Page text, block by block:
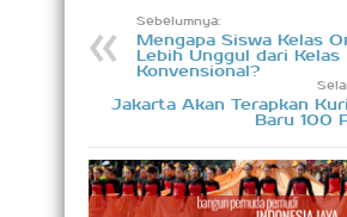
Sebelumnya:
Mengapa Siswa Kelas
Lebih Unggul dari Kelas
Konvensional?
Jakarta Akan Terapkan
Baru 100